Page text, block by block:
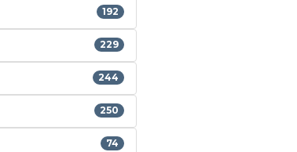
192
229
244
250
74